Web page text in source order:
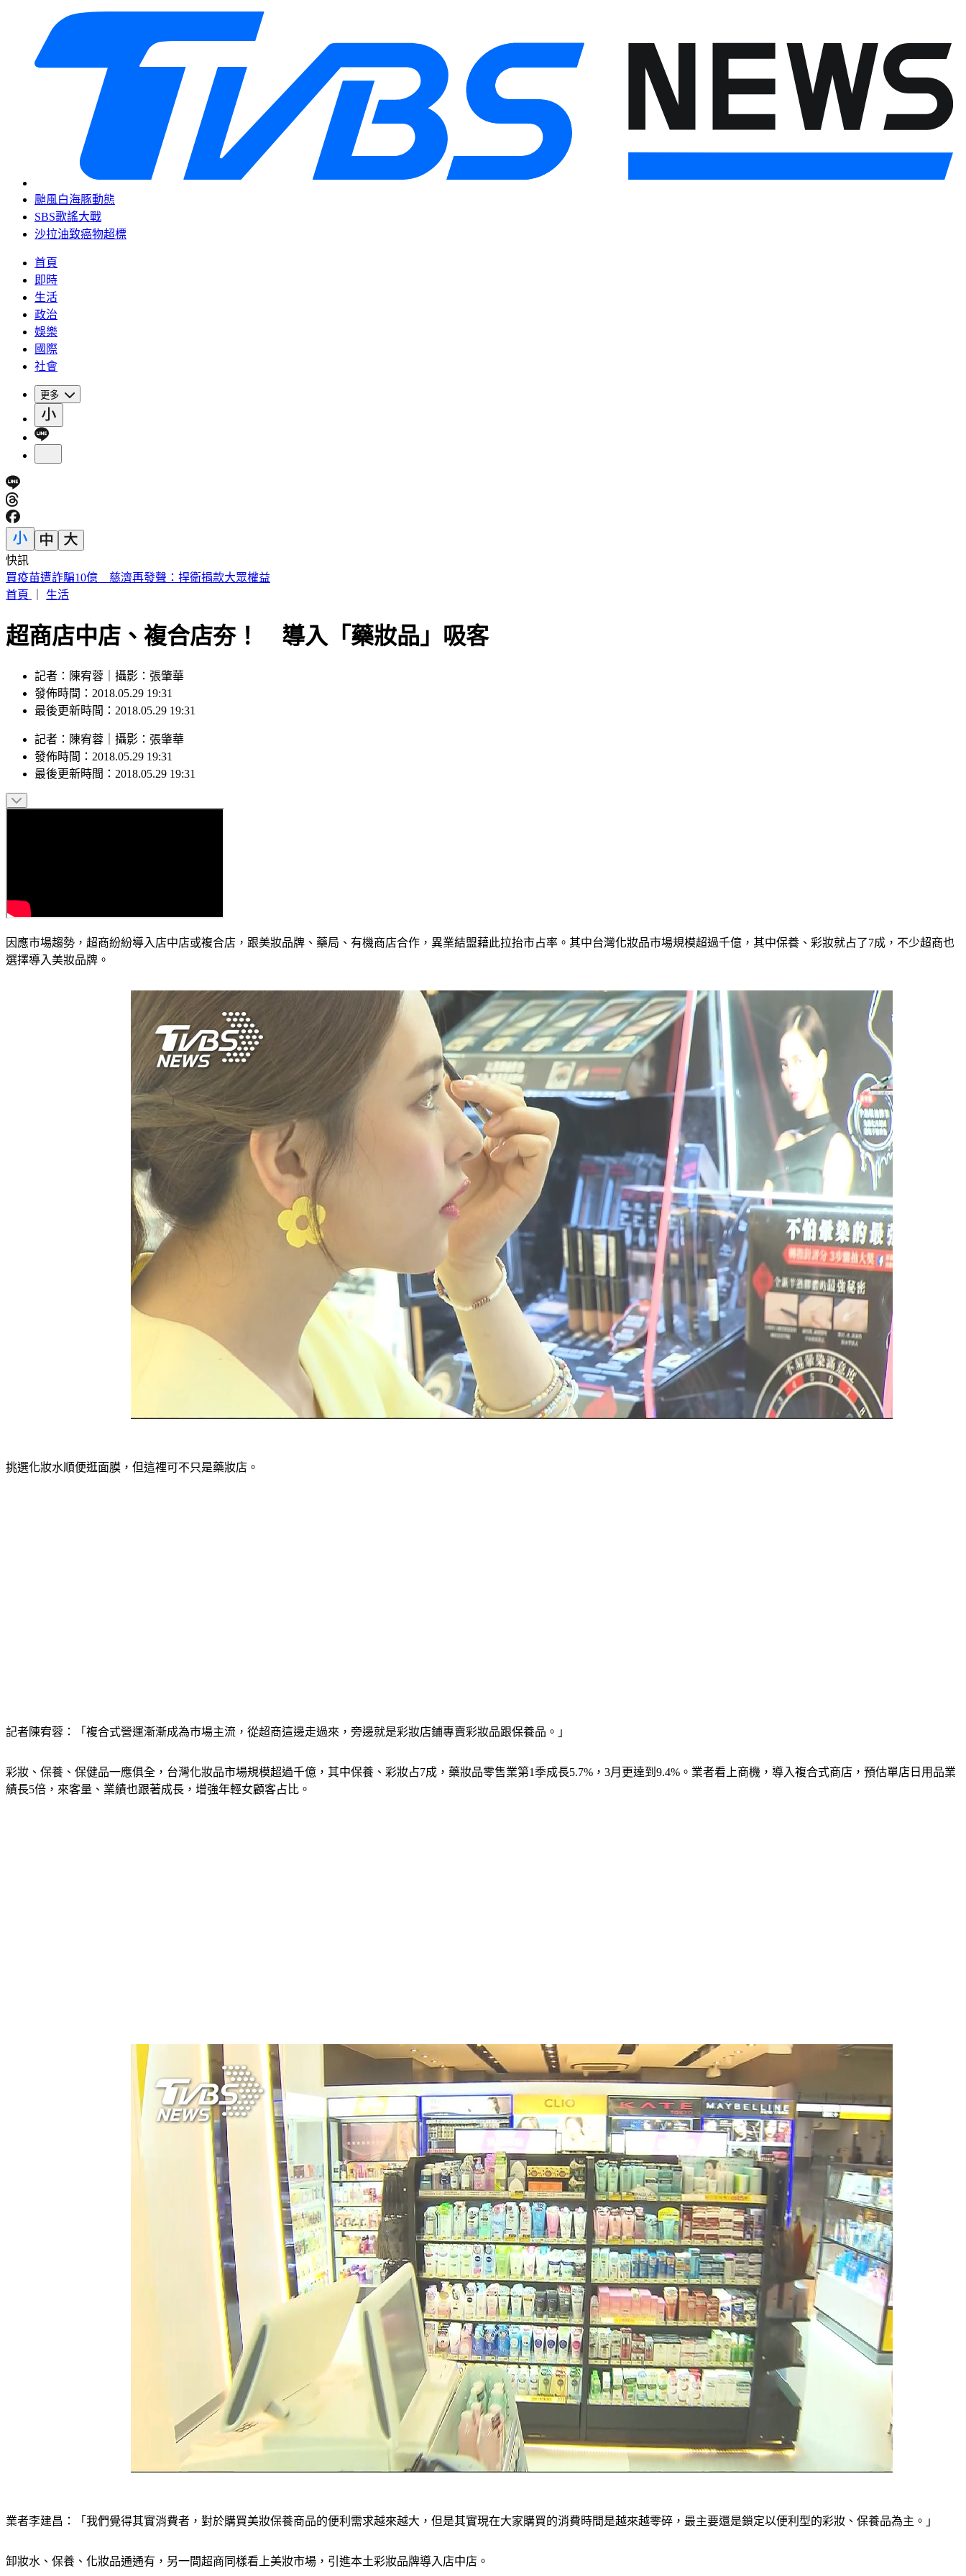
颱風白海豚動態
SBS歌謠大戰
沙拉油致癌物超標
首頁
即時
生活
政治
娛樂
國際
社會
更多
快訊
《花蓮好FUN》YOYO家族互動秀 每週六日花蓮鯉魚潭演出
首頁
生活
超商店中店、複合店夯！ 導入「藥妝品」吸客
記者：陳宥蓉｜攝影：張肇華
發佈時間：2018.05.29 19:31
最後更新時間：2018.05.29 19:31
記者 ： 陳宥蓉 攝影 ： 張肇華
發佈時間： 2018.05.29 19:31
最後更新時間： 2018.05.29 19:31
因應市場趨勢，超商紛紛導入店中店或複合店，跟美妝品牌、藥局、有機商店合作，異業結盟藉此拉抬市占率。其中台灣化妝品市場規模超過千億，其中保養、彩妝就占了7成，不少超商也
選擇導入美妝品牌。
挑選化妝水順便逛面膜，但這裡可不只是藥妝店。
記者陳宥蓉：「複合式營運漸漸成為市場主流，從超商這邊走過來，旁邊就是彩妝店鋪專賣彩妝品跟保養品。」
彩妝、保養、保健品一應俱全，台灣化妝品市場規模超過千億，其中保養、彩妝占7成，藥妝品零售業第1季成長5.7%，3月更達到9.4%。業者看上商機，導入複合式商店，預估單店日用品業
績長5倍，來客量、業績也跟著成長，增強年輕女顧客占比。
業者李建昌：「我們覺得其實消費者，對於購買美妝保養商品的便利需求越來越大，但是其實現在大家購買的消費時間是越來越零碎，最主要還是鎖定以便利型的彩妝、保養品為主。」
卸妝水、保養、化妝品通通有，另一間超商同樣看上美妝市場，引進本土彩妝品牌導入店中店。